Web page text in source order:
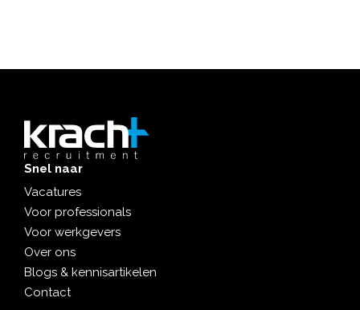
Snel naar
Vacatures
Voor professionals
Voor werkgevers
Over ons
Blogs & kennisartikelen
Contact